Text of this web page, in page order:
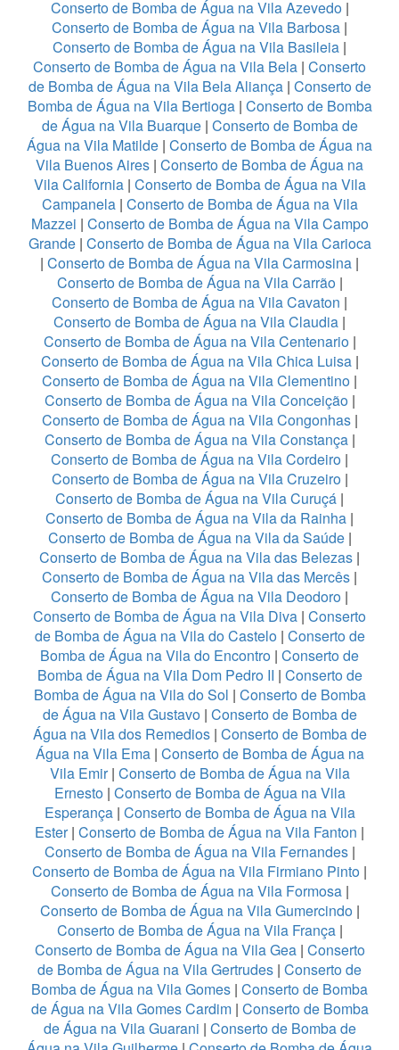
Conserto de Bomba de Água na Vila Azevedo|
Conserto de Bomba de Água na Vila Barbosa |
Conserto de Bomba de Água na Vila Basileia |
Conserto de Bomba de Água na Vila Bela | Conserto
de Bomba de Água na Vila Bela Aliança| Conserto de
Bomba de Água na Vila Bertioga| Conserto de Bomba
de Água na Vila Buarque| Conserto de Bomba de
Água na Vila Matilde | Conserto de Bomba de Água na
Vila Buenos Aires | Conserto de Bomba de Água na
Vila California| Conserto de Bomba de Água na Vila
Campanela| Conserto de Bomba de Água na Vila
Mazzei | Conserto de Bomba de Água na Vila Campo
Grande| Conserto de Bomba de Água na Vila Carioca
| Conserto de Bomba de Água na Vila Carmosina |
Conserto de Bomba de Água na Vila Carrão|
Conserto de Bomba de Água na Vila Cavaton |
Conserto de Bomba de Água na Vila Claudia |
Conserto de Bomba de Água na Vila Centenario|
Conserto de Bomba de Água na Vila Chica Luisa |
Conserto de Bomba de Água na Vila Clementino |
Conserto de Bomba de Água na Vila Conceição|
Conserto de Bomba de Água na Vila Congonhas|
Conserto de Bomba de Água na Vila Constança|
Conserto de Bomba de Água na Vila Cordeiro |
Conserto de Bomba de Água na Vila Cruzeiro |
Conserto de Bomba de Água na Vila Curuçá |
Conserto de Bomba de Água na Vila da Rainha |
Conserto de Bomba de Água na Vila da Saúde|
Conserto de Bomba de Água na Vila das Belezas |
Conserto de Bomba de Água na Vila das Mercês |
Conserto de Bomba de Água na Vila Deodoro |
Conserto de Bomba de Água na Vila Diva | Conserto
de Bomba de Água na Vila do Castelo| Conserto de
Bomba de Água na Vila do Encontro | Conserto de
Bomba de Água na Vila Dom Pedro II | Conserto de
Bomba de Água na Vila do Sol | Conserto de Bomba
de Água na Vila Gustavo| Conserto de Bomba de
Água na Vila dos Remedios| Conserto de Bomba de
Água na Vila Ema| Conserto de Bomba de Água na
Vila Emir| Conserto de Bomba de Água na Vila
Ernesto| Conserto de Bomba de Água na Vila
Esperança| Conserto de Bomba de Água na Vila
Ester| Conserto de Bomba de Água na Vila Fanton |
Conserto de Bomba de Água na Vila Fernandes|
Conserto de Bomba de Água na Vila Firmiano Pinto |
Conserto de Bomba de Água na Vila Formosa|
Conserto de Bomba de Água na Vila Gumercindo|
Conserto de Bomba de Água na Vila França|
Conserto de Bomba de Água na Vila Gea| Conserto
de Bomba de Água na Vila Gertrudes | Conserto de
Bomba de Água na Vila Gomes | Conserto de Bomba
de Água na Vila Gomes Cardim| Conserto de Bomba
de Água na Vila Guarani | Conserto de Bomba de